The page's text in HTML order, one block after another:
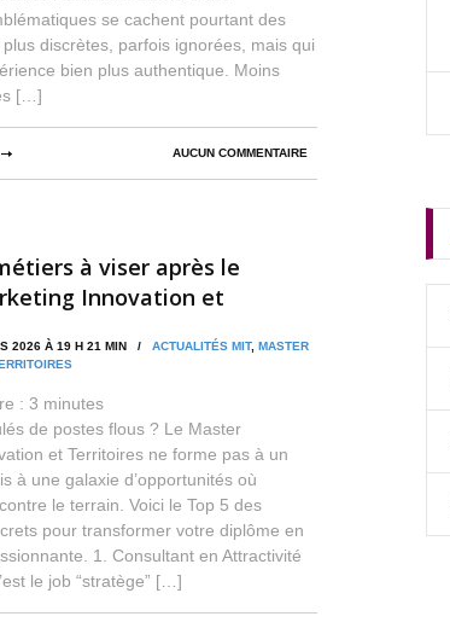
se cachent pourtant des
discrètes, parfois ignorées, mais qui
bien plus authentique. Moins
[…]
AUCUN COMMENTAIRE
à viser après le
Innovation et
2026 À 19 H 21 MIN / ACTUALITÉS MIT, MASTER
: 3 minutes
de postes flous ? Le Master
et Territoires ne forme pas à un
à une galaxie d’opportunités où
le terrain. Voici le Top 5 des
pour transformer votre diplôme en
1. Consultant en Attractivité
le job “stratège” […]